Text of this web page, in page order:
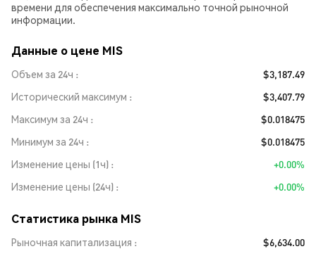
времени для обеспечения максимально точной рыночной
информации.
Данные о цене MIS
Объем за 24ч
$3,187.49
Исторический максимум
$3,407.79
Максимум за 24ч
$0.018475
Минимум за 24ч
$0.018475
Изменение цены (1ч)
+0.00%
Изменение цены (24ч)
+0.00%
Статистика рынка MIS
Рыночная капитализация
$6,634.00